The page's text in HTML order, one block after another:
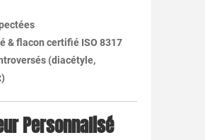
& flacon certifié ISO 8317
(diacétyle,
Personnalisé